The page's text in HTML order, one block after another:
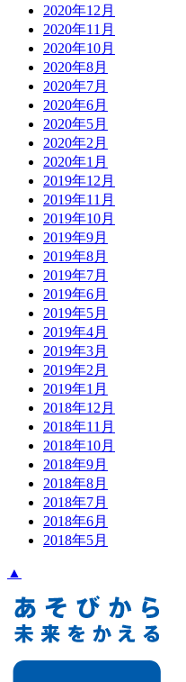
2020年12月
2020年11月
2020年10月
2020年8月
2020年7月
2020年6月
2020年5月
2020年2月
2020年1月
2019年12月
2019年11月
2019年10月
2019年9月
2019年8月
2019年7月
2019年6月
2019年5月
2019年4月
2019年3月
2019年2月
2019年1月
2018年12月
2018年11月
2018年10月
2018年9月
2018年8月
2018年7月
2018年6月
2018年5月
▲